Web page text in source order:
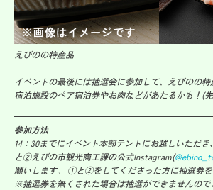
えびのの特産品
イベントの最後には抽選会に参加して、えびのの
宿泊施設のペア宿泊券やお肉などがあたるかも！(
参加方法
14：30までにイベント本部テントにお越しいただ
と②えびの市観光商工課の公式Instagram(
願いします。 ①と②をしてくださった方に抽選券を
※抽選券を無くされた場合は抽選ができませんので